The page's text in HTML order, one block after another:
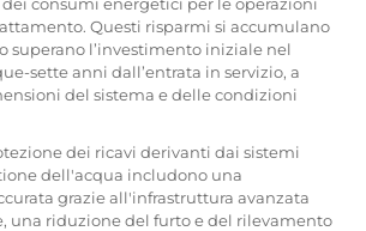
Questi risparmi si accumulano
superano l’investimento iniziale nel
sette anni dall’entrata in servizio, a
del sistema e delle condizioni
dei ricavi derivanti dai sistemi
dell'acqua includono una
grazie all'infrastruttura avanzata
una riduzione del furto e del rilevamento